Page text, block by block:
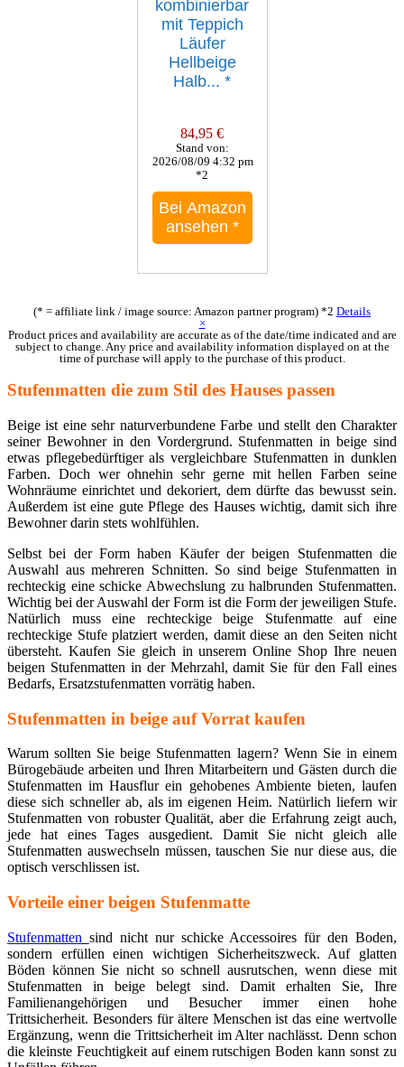
kombinierbar
mit Teppich
Läufer
Hellbeige
Halb...*
84,95 €
Stand von:
2026/08/09 4:32 pm
*2
Bei Amazon
ansehen *
(* = affiliate link / image source: Amazon partner program) *2 Details
×
Product prices and availability are accurate as of the date/time indicated and are
subject to change. Any price and availability information displayed on at the
time of purchase will apply to the purchase of this product.
Stufenmatten die zum Stil des Hauses passen
Beige ist eine sehr naturverbundene Farbe und stellt den Charakter
seiner Bewohner in den Vordergrund. Stufenmatten in beige sind
etwas pflegebedürftiger als vergleichbare Stufenmatten in dunklen
Farben. Doch wer ohnehin sehr gerne mit hellen Farben seine
Wohnräume einrichtet und dekoriert, dem dürfte das bewusst sein.
Außerdem ist eine gute Pflege des Hauses wichtig, damit sich ihre
Bewohner darin stets wohlfühlen.
Selbst bei der Form haben Käufer der beigen Stufenmatten die
Auswahl aus mehreren Schnitten. So sind beige Stufenmatten in
rechteckig eine schicke Abwechslung zu halbrunden Stufenmatten.
Wichtig bei der Auswahl der Form ist die Form der jeweiligen Stufe.
Natürlich muss eine rechteckige beige Stufenmatte auf eine
rechteckige Stufe platziert werden, damit diese an den Seiten nicht
übersteht. Kaufen Sie gleich in unserem Online Shop Ihre neuen
beigen Stufenmatten in der Mehrzahl, damit Sie für den Fall eines
Bedarfs, Ersatzstufenmatten vorrätig haben.
Stufenmatten in beige auf Vorrat kaufen
Warum sollten Sie beige Stufenmatten lagern? Wenn Sie in einem
Bürogebäude arbeiten und Ihren Mitarbeitern und Gästen durch die
Stufenmatten im Hausflur ein gehobenes Ambiente bieten, laufen
diese sich schneller ab, als im eigenen Heim. Natürlich liefern wir
Stufenmatten von robuster Qualität, aber die Erfahrung zeigt auch,
jede hat eines Tages ausgedient. Damit Sie nicht gleich alle
Stufenmatten auswechseln müssen, tauschen Sie nur diese aus, die
optisch verschlissen ist.
Vorteile einer beigen Stufenmatte
Stufenmatten sind nicht nur schicke Accessoires für den Boden,
sondern erfüllen einen wichtigen Sicherheitszweck. Auf glatten
Böden können Sie nicht so schnell ausrutschen, wenn diese mit
Stufenmatten in beige belegt sind. Damit erhalten Sie, Ihre
Familienangehörigen und Besucher immer einen hohe
Trittsicherheit. Besonders für ältere Menschen ist das eine wertvolle
Ergänzung, wenn die Trittsicherheit im Alter nachlässt. Denn schon
die kleinste Feuchtigkeit auf einem rutschigen Boden kann sonst zu